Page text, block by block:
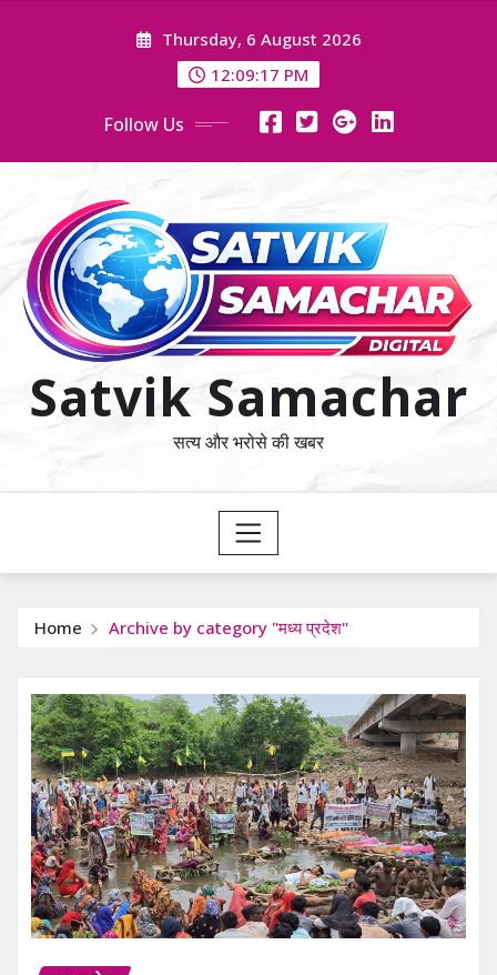
Thursday, 6 August 2026
12:09:18 PM
Follow Us
Satvik Samachar
सत्य और भरोसे की खबर
Home Archive by category "मध्य प्रदेश"